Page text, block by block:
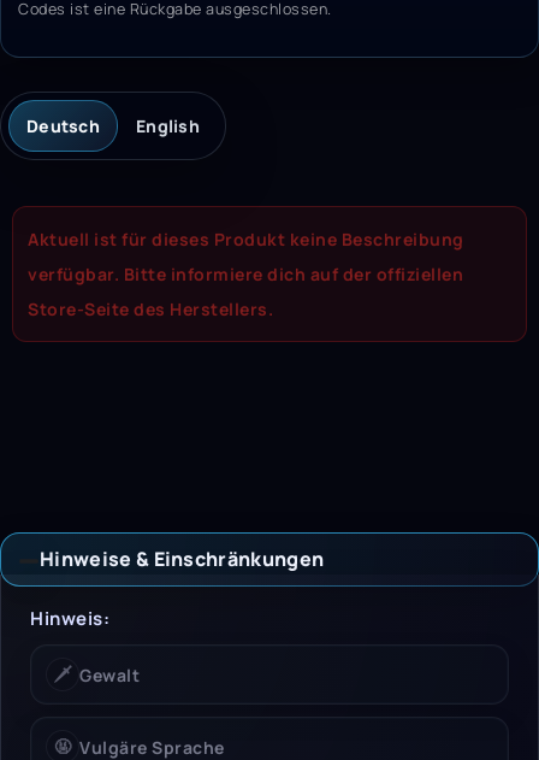
Codes ist eine Rückgabe ausgeschlossen.
Deutsch English
Aktuell ist für dieses Produkt keine Beschreibung
verfügbar. Bitte informiere dich auf der offiziellen
Store-Seite des Herstellers.
Hinweise & Einschränkungen
Hinweise &
Hinweis:
🗡️ Gewalt
🤬 Vulgäre Sprache